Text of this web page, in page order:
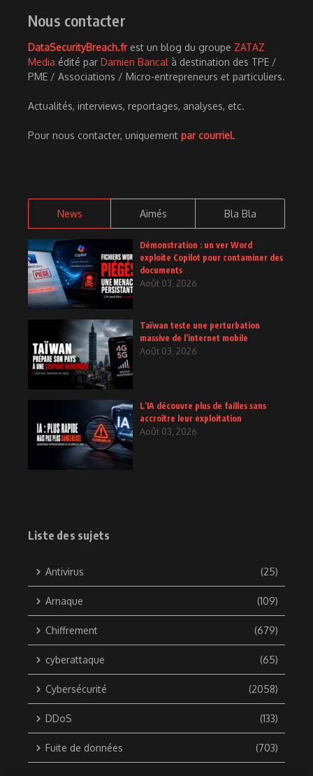
Nous contacter
DataSecurityBreach.frest un blog du groupe ZATAZ
Media édité par Damien Bancal à destination des TPE /
PME / Associations / Micro-entrepreneurs et particuliers.
Actualités, interviews, reportages, analyses, etc.
Pour nous contacter, uniquement par courriel.
News Aimés Bla Bla
Démonstration : un ver Word
exploite Copilot pour contaminer des
documents
Août 03, 2026
Taïwan teste une perturbation
massive de l’internet mobile
Août 03, 2026
L’IA découvre plus de failles sans
accroître leur exploitation
Août 03, 2026
Liste des sujets
Antivirus (25)
Arnaque (109)
Chiffrement (679)
cyberattaque (65)
Cybersécurité (2058)
DDoS (133)
Fuite de données (703)